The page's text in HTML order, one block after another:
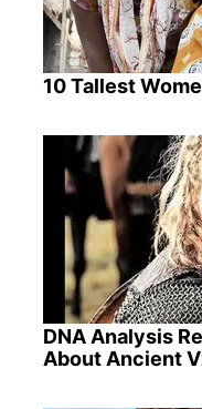
10 Tallest
DNA Analysis
About Ancient